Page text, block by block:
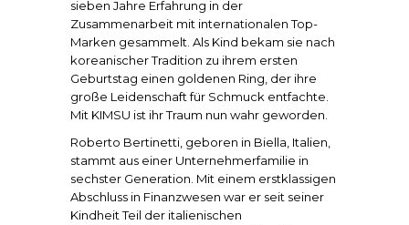
sieben Jahre Erfahrung in der
Zusammenarbeit mit internationalen Top-
Marken gesammelt. Als Kind bekam sie nach
koreanischer Tradition zu ihrem ersten
Geburtstag einen goldenen Ring, der ihre
große Leidenschaft für Schmuck entfachte.
Mit KIMSU ist ihr Traum nun wahr geworden.
Roberto Bertinetti, geboren in Biella, Italien,
stammt aus einer Unternehmerfamilie in
sechster Generation. Mit einem erstklassigen
Abschluss in Finanzwesen war er seit seiner
Kindheit Teil der italienischen